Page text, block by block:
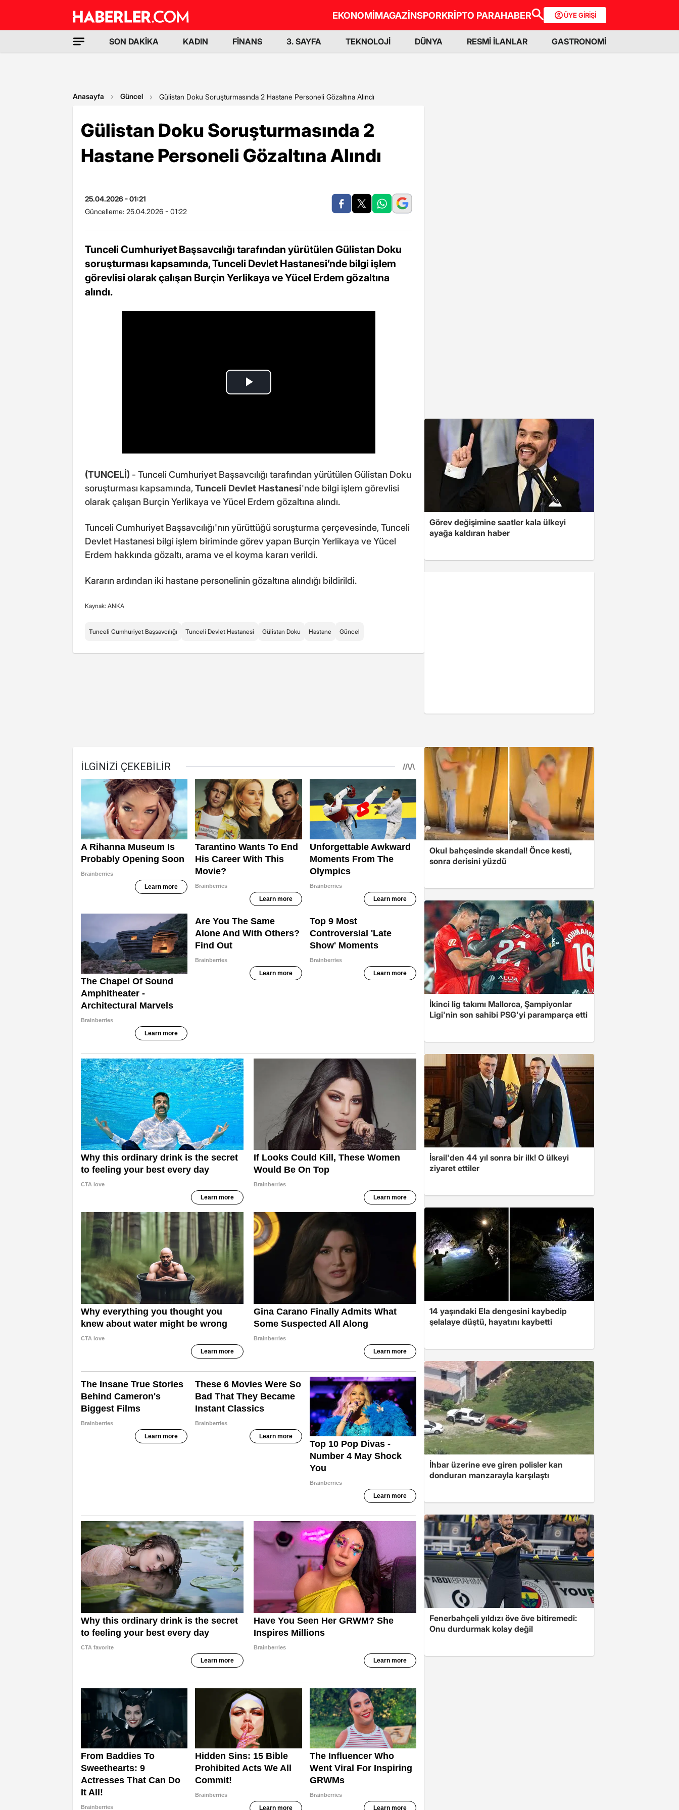
EKONOMİMAGAZİNSPORKRİPTO PARAHABER ÜYE GİRİŞİ
SON DAKİKA KADIN FİNANS 3. SAYFA TEKNOLOJİ DÜNYA RESMİ İLANLAR GASTRONOMİ
Anasayfa Güncel Gülistan Doku Soruşturmasında 2 Hastane Personeli Gözaltına Alındı
Gülistan Doku Soruşturmasında 2
Hastane Personeli Gözaltına Alındı
25.04.2026 - 01:21
Güncelleme: 25.04.2026 - 01:22
Tunceli Cumhuriyet Başsavcılığı tarafından yürütülen Gülistan Doku
soruşturması kapsamında, Tunceli Devlet Hastanesi’nde bilgi işlem
görevlisi olarak çalışan Burçin Yerlikaya ve Yücel Erdem gözaltına
alındı.
(TUNCELİ) - Tunceli Cumhuriyet Başsavcılığı tarafından yürütülen Gülistan Doku
soruşturması kapsamında,Tunceli Devlet Hastanesi'nde bilgi işlem görevlisi
olarak çalışan Burçin Yerlikaya ve Yücel Erdem gözaltına alındı.
Tunceli Cumhuriyet Başsavcılığı'nın yürüttüğü soruşturma çerçevesinde, Tunceli
Devlet Hastanesi bilgi işlem biriminde görev yapan Burçin Yerlikaya ve Yücel
Erdem hakkında gözaltı, arama ve el koyma kararı verildi.
Kararın ardından iki hastane personelinin gözaltına alındığı bildirildi.
Kaynak: ANKA
Tunceli Cumhuriyet Başsavcılığı Tunceli Devlet Hastanesi Gülistan Doku Hastane Güncel
Görev değişimine saatler kala ülkeyi
ayağa kaldıran haber
Okul bahçesinde skandal! Önce kesti,
sonra derisini yüzdü
İkinci lig takımı Mallorca, Şampiyonlar
Ligi'nin son sahibi PSG'yi paramparça etti
İsrail'den 44 yıl sonra bir ilk! O ülkeyi
ziyaret ettiler
14 yaşındaki Ela dengesini kaybedip
şelalaye düştü, hayatını kaybetti
İhbar üzerine eve giren polisler kan
donduran manzarayla karşılaştı
Fenerbahçeli yıldızı öve öve bitiremedi:
Onu durdurmak kolay değil